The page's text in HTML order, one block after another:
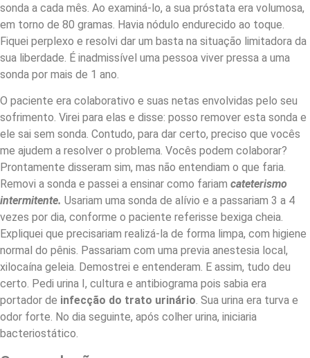
sonda a cada mês. Ao examiná-lo, a sua próstata era volumosa,
em torno de 80 gramas. Havia nódulo endurecido ao toque.
Fiquei perplexo e resolvi dar um basta na situação limitadora da
sua liberdade. É inadmissível uma pessoa viver pressa a uma
sonda por mais de 1 ano.
O paciente era colaborativo e suas netas envolvidas pelo seu
sofrimento. Virei para elas e disse: posso remover esta sonda e
ele sai sem sonda. Contudo, para dar certo, preciso que vocês
me ajudem a resolver o problema. Vocês podem colaborar?
Prontamente disseram sim, mas não entendiam o que faria.
Removi a sonda e passei a ensinar como fariam cateterismo
intermitente. Usariam uma sonda de alívio e a passariam 3 a 4
vezes por dia, conforme o paciente referisse bexiga cheia.
Expliquei que precisariam realizá-la de forma limpa, com higiene
normal do pênis. Passariam com uma previa anestesia local,
xilocaína geleia. Demostrei e entenderam. E assim, tudo deu
certo. Pedi urina I, cultura e antibiograma pois sabia era
portador de infecção do trato urinário. Sua urina era turva e
odor forte. No dia seguinte, após colher urina, iniciaria
bacteriostático.